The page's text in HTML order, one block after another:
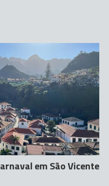
em São Vicente